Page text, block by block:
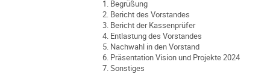
Begrüßung
Bericht des Vorstandes
Bericht der Kassenprüfer
Entlastung des Vorstandes
Nachwahl in den Vorstand
Präsentation Vision und Projekte 2024
Sonstiges